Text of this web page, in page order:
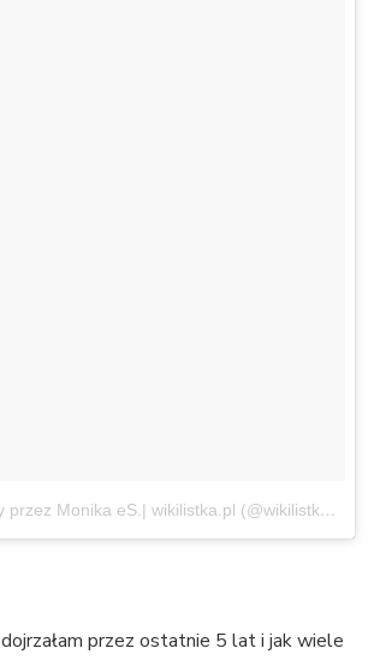
Post udostępniony przez Monika eS.| wikilistka.pl (@wikilistka)
przez ostatnie 5 lat i jak wiele